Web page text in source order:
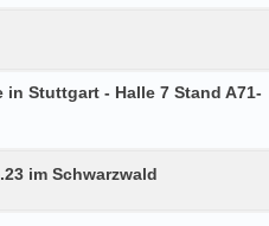
in Stuttgart - Halle 7 Stand A71-
im Schwarzwald